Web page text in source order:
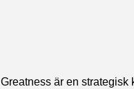
Greatness är en strategisk